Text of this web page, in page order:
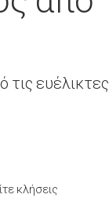
ευέλικτες
κλήσεις